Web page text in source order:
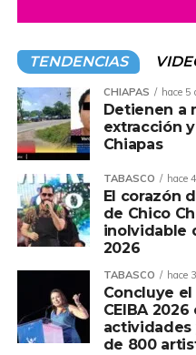
TENDENCIAS
CHIAPAS hace 5
Detienen a
extracción
Chiapas
TABASCO hace
El corazón
de Chico
inolvidable
2026
TABASCO hace
Concluye el
CEIBA
actividades
de 800